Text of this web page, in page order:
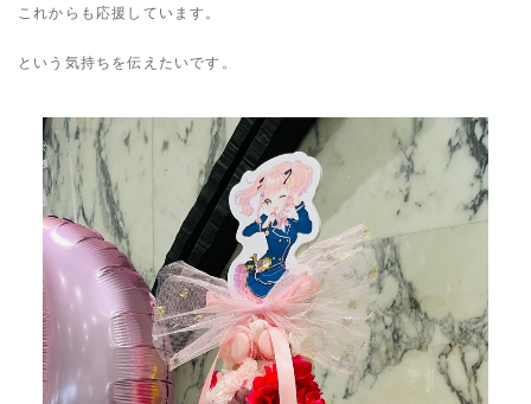
これからも応援しています。
という気持ちを伝えたいです。